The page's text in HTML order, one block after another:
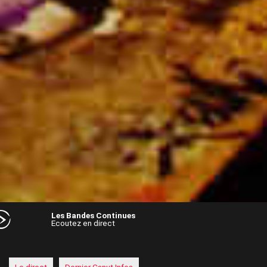
Les Bandes Continues
Ecoutez en direct